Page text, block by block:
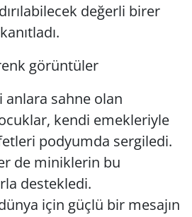
değerli birer
görüntüler
anlara sahne olan
kendi emekleriyle
podyumda sergiledi.
de miniklerin bu
destekledi.
için güçlü bir mesajın